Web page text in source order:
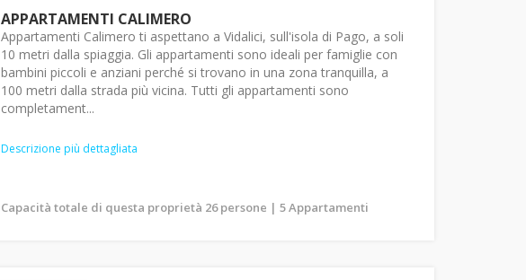
APPARTAMENTI CALIMERO
Appartamenti Calimero ti aspettano a Vidalici, sull'isola di Pago, a soli
10 metri dalla spiaggia. Gli appartamenti sono ideali per famiglie con
bambini piccoli e anziani perché si trovano in una zona tranquilla, a
100 metri dalla strada più vicina. Tutti gli appartamenti sono
completament...
Descrizione più dettagliata
Capacità totale di questa proprietà 26 persone | 5 Appartamenti